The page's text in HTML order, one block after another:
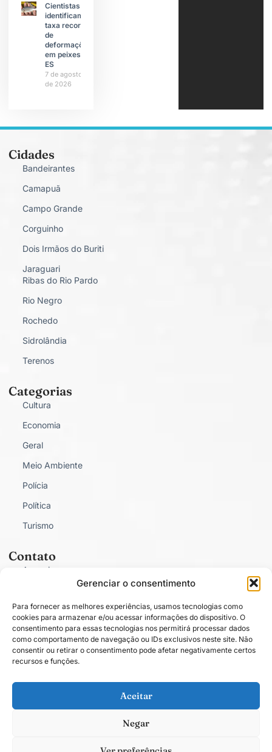
Gerenciar o consentimento
Para fornecer as melhores experiências, usamos tecnologias como
cookies para armazenar e/ou acessar informações do dispositivo. O
consentimento para essas tecnologias nos permitirá processar dados
como comportamento de navegação ou IDs exclusivos neste site. Não
consentir ou retirar o consentimento pode afetar negativamente certos
recursos e funções.
Aceitar
Negar
Cientistas
identificam
taxa recorde
de
deformações
em peixes do
ES
7 de agosto
de 2026
Cidades
Bandeirantes
Camapuã
Campo Grande
Corguinho
Dois Irmãos do Buriti
Jaraguari
Ribas do Rio Pardo
Rio Negro
Rochedo
Sidrolândia
Terenos
Categorias
Cultura
Economia
Geral
Meio Ambiente
Polícia
Política
Turismo
Contato
Anunciar
Política de Privacidade
Todos os direitos estão reservados. O conteúdo publicado em blogs, colunas